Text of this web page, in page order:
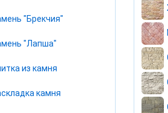
"Брекчия"
"Лапша"
из камня
камня